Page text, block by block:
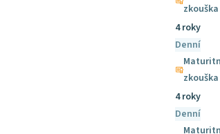
zkouška
4 roky
Denní
zkouška
4 roky
Denní